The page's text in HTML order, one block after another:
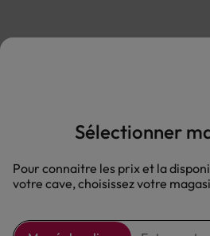
Vente uniquement en caves. Contactez votre
L'ABUS D'ALCOOL EST DANGEREUX POUR LA
Sélectionner
Pour connaitre les prix et la
votre cave, choisissez votre